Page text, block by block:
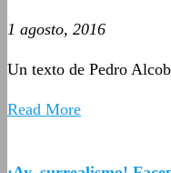
1 agosto, 2016
Un texto de Pedro
Read More